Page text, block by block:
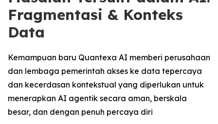
Fragmentasi & Konteks
Data
Kemampuan baru Quantexa AI memberi perusahaan
dan lembaga pemerintah akses ke data tepercaya
dan kecerdasan kontekstual yang diperlukan untuk
menerapkan AI agentik secara aman, berskala
besar, dan dengan penuh percaya diri